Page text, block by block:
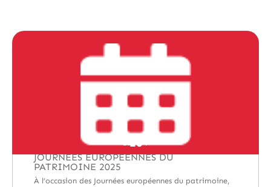
20
SEPT
AU
DÉCOUVERTES,INFORMATIONS
JOURNÉES EUROPÉENNES DU
PATRIMOINE 2025
À l’occasion des Journées européennes du patrimoine,